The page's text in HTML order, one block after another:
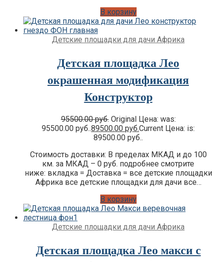
В корзину
Детские площадки для дачи Африка
Детская площадка Лео
окрашенная модификация
Конструктор
95500.00руб. Original Цена: was:
95500.00 руб..89500.00 руб.Current Цена: is:
89500.00 руб..
Стоимость доставки: В пределах МКАД и до 100
км. за МКАД – 0 руб. подробнее смотрите
ниже: вкладка = Доставка = все детские площадки
Африка все детские площадки для дачи все…
В корзину
Детские площадки для дачи Африка
Детская площадка Лео макси с